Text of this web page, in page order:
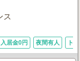
ス
入居金0円 夜間有人 ト